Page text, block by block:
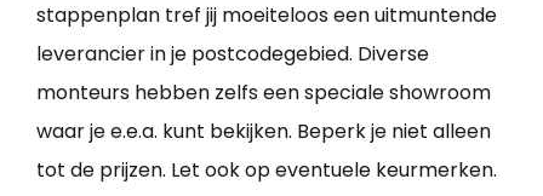
stappenplan tref jij moeiteloos een uitmuntende
leverancier in je postcodegebied. Diverse
monteurs hebben zelfs een speciale showroom
waar je e.e.a. kunt bekijken. Beperk je niet alleen
tot de prijzen. Let ook op eventuele keurmerken.